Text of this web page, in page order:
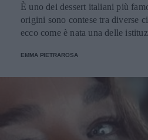
È uno dei dessert italiani più
origini sono contese tra diverse
ecco come è nata una delle
EMMA PIETRAROSA